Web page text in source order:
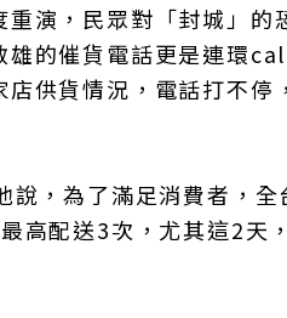
演，民眾對「封城」的
的催貨電話更是連環
供貨情況，電話打不停
，為了滿足消費者，
高配送3次，尤其這2天